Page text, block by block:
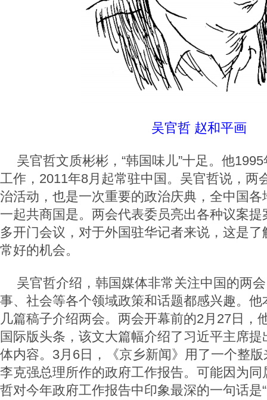
吴官哲 赵和平画
吴官哲文质彬彬，“韩国味儿”十足。他
工作，2011年8月起常驻中国。吴官哲说，两
治活动，也是一次重要的政治庆典，全中国
一起共商国是。两会代表委员亮出各种议案
多开门会议，对于外国驻华记者来说，这是
常好的机会。
吴官哲介绍，韩国媒体非常关注中国的两
事、社会等各个领域政策和话题都感兴趣。
几篇稿子介绍两会。两会开幕前的2月27日，
国际版头条，该文大篇幅介绍了习近平主席提
体内容。3月6日，《京乡新闻》用了一个整
李克强总理所作的政府工作报告。可能因为
哲对今年政府工作报告中印象最深的一句话是